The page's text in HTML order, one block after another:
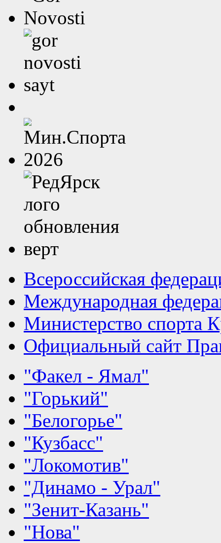
Всероссийская
Международная
Министерство спорта
Официальный сайт
"Факел - Ямал"
"Горький"
"Белогорье"
"Кузбасс"
"Локомотив"
"Динамо - Урал"
"Зенит-Казань"
"Нова"